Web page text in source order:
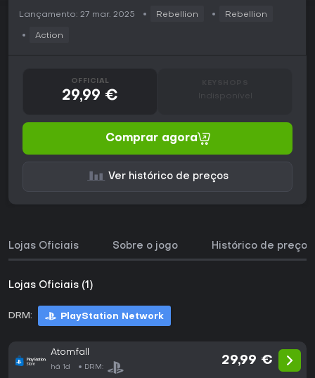
Lançamento: 27 mar. 2025 Rebellion Rebellion
Action
OFFICIAL
29,99 € Indisponível
Comprar agora
Ver histórico de preços
Lojas Oficiais Sobre o jogo Histórico de preços
Lojas Oficiais (1)
DRM: PlayStation Network
Atomfall
há 1d DRM:
29,99 €